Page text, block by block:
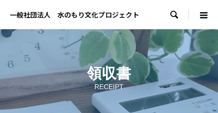
一般社団法人 水のもり文化プロジェクト 
領収書
RECEIPT